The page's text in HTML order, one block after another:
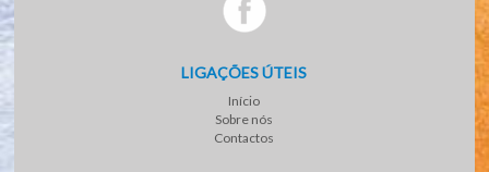
LIGAÇÕES ÚTEIS
Início
Sobre nós
Contactos